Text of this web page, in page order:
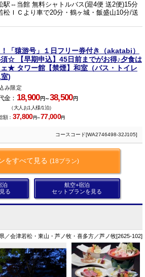
駅⇔当館 無料シャトルバス(迎4便 送2便)15分
ＩＣより車で20分・鶴ヶ城・飯盛山10分/送
「猿游号」１日フリー券付き（akatabi）
☆ 【早期申込】45日前までがお得♪夕食は
★ タワー館【禁煙】和室（バス・トイレ
)
み限定
金： 18,900円～38,500円
（大人お1人様/1泊）
額： 37,800円～77,000円
コースコード[WA2746498-32J105]
をすべて見る (18プラン)
泊
る
航空+宿泊
セットプランを見る
／会津若松・東山・芦ノ牧・喜多方／芦ノ牧[2625-102]